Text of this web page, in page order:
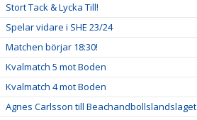
Stort Tack & Lycka Till!
Spelar vidare i SHE 23/24
Matchen börjar 18:30!
Kvalmatch 5 mot Boden
Kvalmatch 4 mot Boden
Agnes Carlsson till Beachandbollslandslaget